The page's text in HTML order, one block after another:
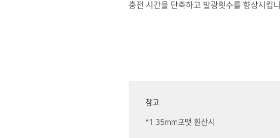
충전 시간을 단축하고 발광횟수를 향상시킵
참고
*1 35mm포맷 환산시